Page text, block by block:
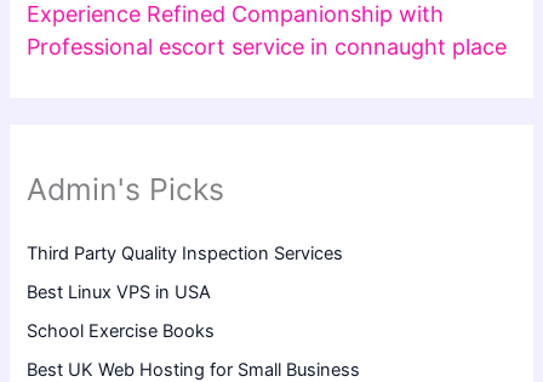
Experience Refined Companionship with
Professional escort service in connaught place
Admin's Picks
Third Party Quality Inspection Services
Best Linux VPS in USA
School Exercise Books
Best UK Web Hosting for Small Business